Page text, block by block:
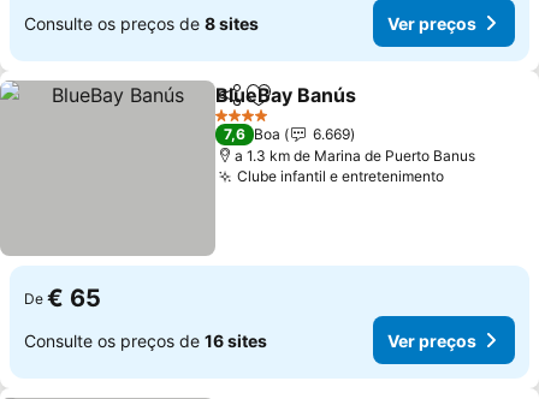
Consulte os preços de 8 sites Ver preços
PartilharAdicionar aos favoritos
BlueBay Banús
4 Estrelas
7,6 Boa
6.669
a 1.3 km de Marina de Puerto Banus
Clube infantil e entretenimentoVer
De € 65
Consulte os preços de 16 sites Ver preços